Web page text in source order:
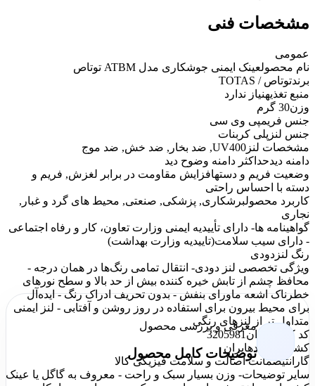
مشخصات فنی
عمومی
نام محصولعینک ایمنی جوشکاری مدل ATBM توتاص
برندتوتاص / TOTAS
منبع تغذیهنیاز ندارد
وزن30 گرم
جنس فریمپی وی سی
جنس لنز پلی کربنات
مشخصات لنز UV400, ضد بخار, ضد خش, ضد موج
دامنه دیدحداکثر دامنه وضوح دید
وضعیت فریم و دستهافزایش مقاومت در برابر لغزش, فریم و
دسته با احساس راحتی
کاربرد محصولبرشکاری, پزشکی, صنعتی, محیط های گرد و غبار,
نجاری
گواهینامه ها- دارای تأییدیه ایمنی وزارت تعاون، کار و رفاه اجتماعی
- دارای سیب سلامت(تاییدیه وزارت بهداشت)
رنگ لنز دودی
ویژگی تخصصی لنز دودی- انتقال تمامی رنگ‌ها در همان درجه -
محافظ چشم از تابش خیره کننده بیش از حد بالا و سطح نورهای
خطرناک اشعه ماورای بنفش - بدون تحریف ادراک رنگ - ایده‌آل
برای محیط بیرون برای استفاده در روز روشن و آفتابی - لنز ایمنی
متداول تر از لنزهای رنگی
کد کالا عمران 3205981
کشور سازندهایران
گارانتیضمانت اصالت و سلامت فیزیکی کالا
سایر توضیحات- وزن بسیار سبک و راحت - معروف به گاگل یا عینک
معرفی و بررسی محصول
توضیحات کامل محصول